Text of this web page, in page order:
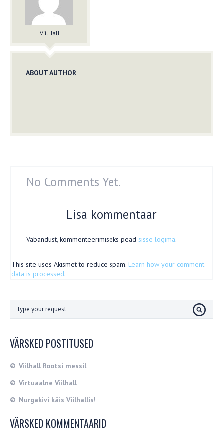
ViilHall
ABOUT AUTHOR
No Comments Yet.
Lisa kommentaar
Vabandust, kommenteerimiseks pead sisse logima.
This site uses Akismet to reduce spam. Learn how your comment
data is processed.
VÄRSKED POSTITUSED
Viilhall Rootsi messil
Virtuaalne Viilhall
Nurgakivi käis Viilhallis!
VÄRSKED KOMMENTAARID